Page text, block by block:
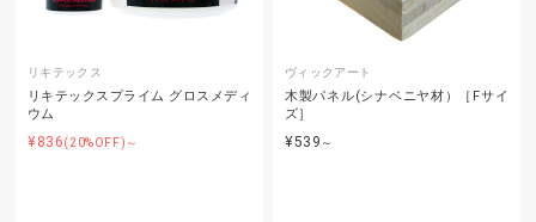
リキテックス
リキテックスプライム グロスメディ
ウム
¥836(20%OFF)～
ヴィックアート
木製パネル(シナベニヤ材）［Fサイ
ズ］
¥539 ～